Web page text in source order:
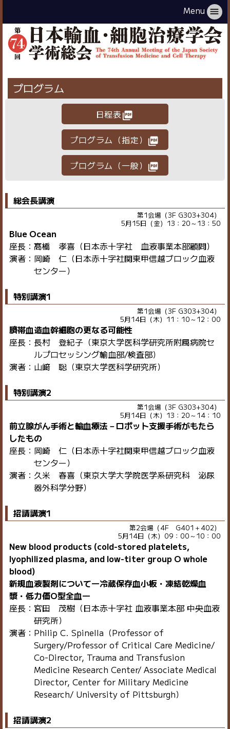
Menu menu
プログラム
日程表picture_as_pdf
プログラム（指定） picture_as_pdf
プログラム（一般） picture_as_pdf
総会長講演
第1会場（3F G303+304）
5月15日（金）13：20～13：50
Blue Ocean
座長：髙橋 孝喜（日本赤十字社 血液事業本部顧問）
演者：岡崎 仁（日本赤十字社関東甲信越ブロック血液
センター）
特別講演1
第1会場（3F G303+304）
5月14日（木）11：10～12：00
臍帯血造血幹細胞の更なる可能性
座長：長村 登紀子（東京大学医科学研究所附属病院セ
ルプロセッシング輸血部/検査部）
演者：山﨑 聡（東京大学医科学研究所）
特別講演2
第1会場（3F G303+304）
5月14日（木）13：20～14：10
前立腺がん手術と輸血療法－ロボット支援手術がもたら
したもの
座長：岡崎 仁（日本赤十字社関東甲信越ブロック血液
センター）
演者：久米 春喜（東京大学大学院医学系研究科 泌尿
器外科学分野）
招請講演1
第2会場（4F G401＋402）
5月14日（木）09：00～10：00
New blood products (cold-stored platelets,
lyophilized plasma, and low-titer group O whole
blood)
新規血液製剤について―冷蔵保存血小板・凍結乾燥血
漿・低力価O型全血―
座長：宮田 茂樹（日本赤十字社 血液事業本部 中央血液
研究所）
演者：Philip C. Spinella（Professor of
Surgery/Professor of Critical Care Medicine/
Co-Director, Trauma and Transfusion
Medicine Research Center/ Associate Medical
Director, Center for Military Medicine
Research/ University of Pittsburgh）
招請講演2